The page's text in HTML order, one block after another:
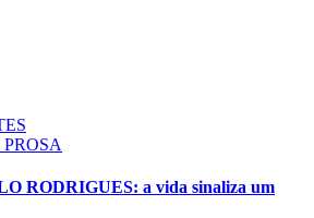
RODRIGUES: a vida sinaliza um